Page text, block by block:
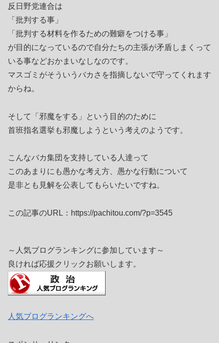
反日野党連合は
「批判する事」
「批判する材料を作るための難癖をつける事」
が目的になっているので自分たちの主張が矛盾しまくって
いる事などおかまいなしなのです。
マスゴミがそういうバカさを指摘しないで守ってくれます
からね。
そして「邪魔をする」という目的のために
首班指名選挙も邪魔しようという考えのようです。
こんなバカ集団を支持している人達って
このあまりにも愚かな考え方、愚かな行動について
是非とも見解を公表してもらいたいですね。
この記事のURL：https://pachitou.com/?p=3545
～人気ブログランキングに参加しています～
良ければ応援クリックお願いします。
人気ブログランキングへ